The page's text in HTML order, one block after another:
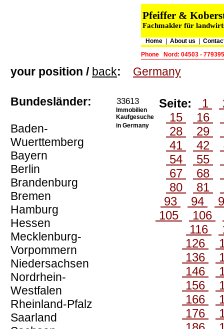
Pfeiffer &
Fachmakler für
Home About us
Phone
Nord: 04503 -
your position / back: Germany
Bundesländer:
Baden-
Wuerttemberg
Bayern
Berlin
Brandenburg
Bremen
Hamburg
Hessen
Mecklenburg-
Vorpommern
Niedersachsen
Nordrhein-
Westfalen
Rheinland-Pfalz
Saarland
33613
Immobilien
Kaufgesuche
in Germany
Seite: 1
15
16
28
29
41
42
54
55
67
68
80
81
93
94
105
106
116
126
136
146
156
166
176